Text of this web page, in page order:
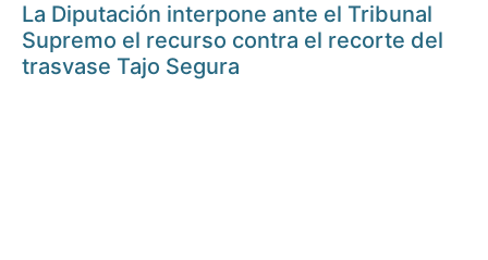
La Diputación interpone ante el Tribunal
Supremo el recurso contra el recorte del
trasvase Tajo Segura